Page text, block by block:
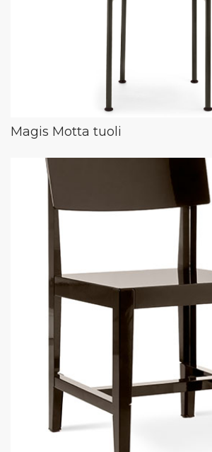
Magis Motta tuoli